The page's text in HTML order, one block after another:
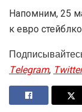
Напомним, 25
к евро
Telegram, Twitter